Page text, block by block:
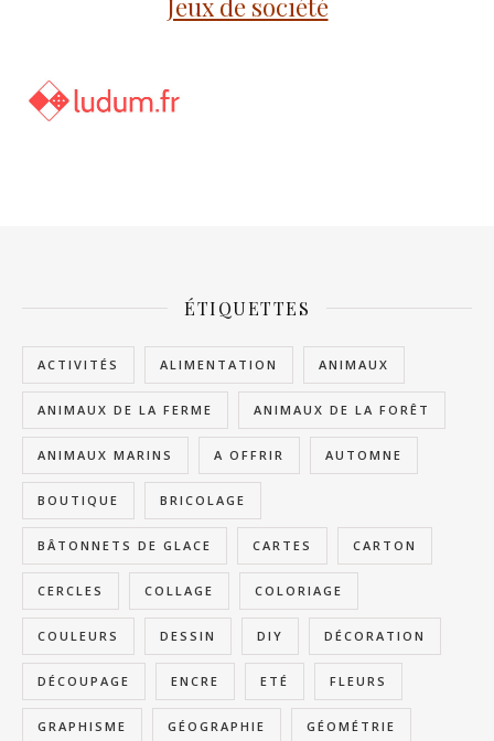
ÉTIQUETTES
ACTIVITÉS ALIMENTATION ANIMAUX
ANIMAUX DE LA FERME ANIMAUX DE LA FORÊT
ANIMAUX MARINS A OFFRIR AUTOMNE
BOUTIQUE BRICOLAGE
BÂTONNETS DE GLACE CARTES CARTON
CERCLES COLLAGE COLORIAGE
COULEURS DESSIN DIY DÉCORATION
DÉCOUPAGE ENCRE ETÉ FLEURS
GRAPHISME GÉOGRAPHIE GÉOMÉTRIE